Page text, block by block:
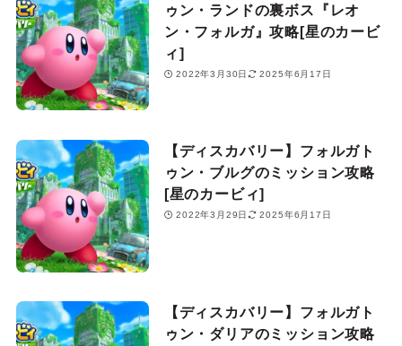
ゥン・ランドの裏ボス『レオ
ン・フォルガ』攻略[星のカービ
ィ]
2022年3月30日 2025年6月17日
【ディスカバリー】フォルガト
ゥン・ブルグのミッション攻略
[星のカービィ]
2022年3月29日 2025年6月17日
【ディスカバリー】フォルガト
ゥン・ダリアのミッション攻略